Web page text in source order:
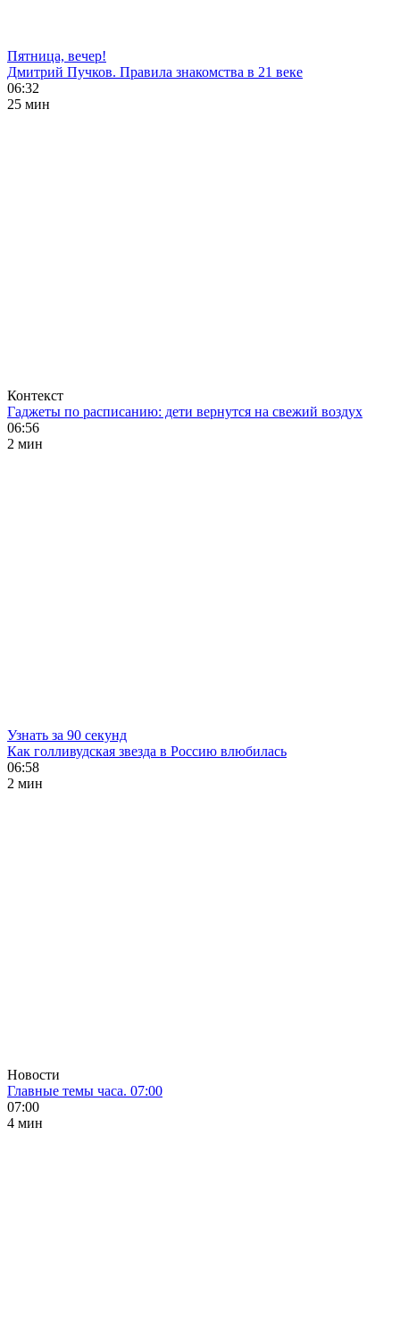
Пятница, вечер!
Дмитрий Пучков. Правила знакомства в 21 веке
06:32
25 мин
Контекст
Гаджеты по расписанию: дети вернутся на свежий воздух
06:56
2 мин
Узнать за 90 секунд
Как голливудская звезда в Россию влюбилась
06:58
2 мин
Новости
Главные темы часа. 07:00
07:00
4 мин